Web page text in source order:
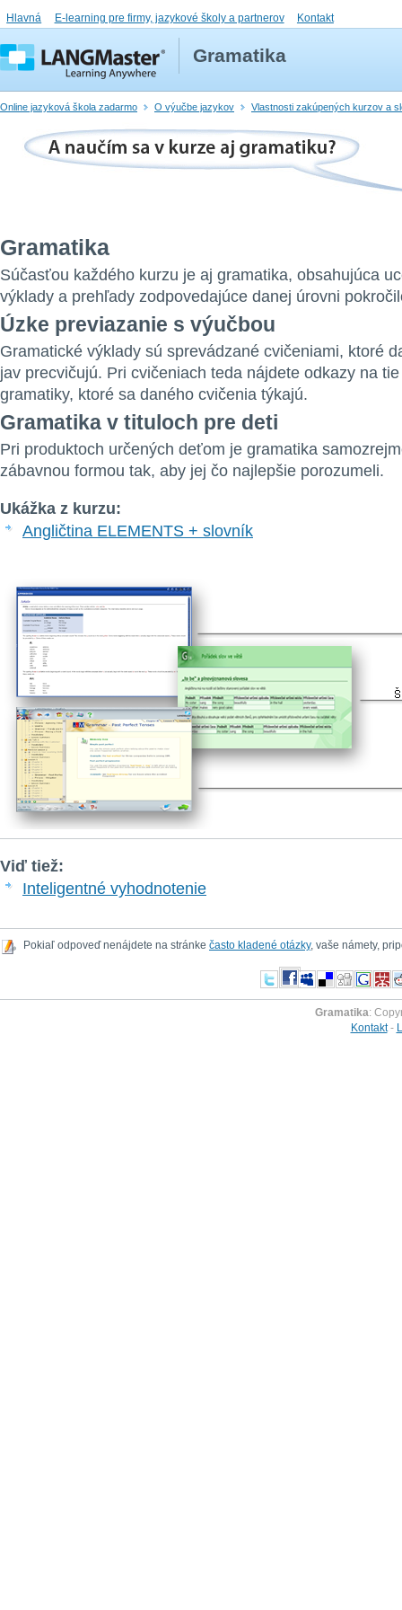
Hlavná E-learning pre firmy, jazykové školy a partnerov Kontakt
Gramatika
Online jazyková škola zadarmo O výučbe jazykov Vlastnosti zakúpených kurzov a
Gramatika
Súčasťou každého kurzu je aj gramatika, obsahujúca
výklady a prehľady zodpovedajúce danej úrovni
Úzke previazanie s výučbou
Gramatické výklady sú sprevádzané cvičeniami, ktoré
jav precvičujú. Pri cvičeniach teda nájdete odkazy na
gramatiky, ktoré sa daného cvičenia týkajú.
Gramatika v tituloch pre deti
Pri produktoch určených deťom je gramatika
zábavnou formou tak, aby jej čo najlepšie porozumeli.
Ukážka z kurzu:
Angličtina ELEMENTS + slovník
Viď tiež:
Inteligentné vyhodnotenie
Pokiaľ odpoveď nenájdete na stránke často kladené otázky, vaše námety,
Gramatika:
Kontakt-